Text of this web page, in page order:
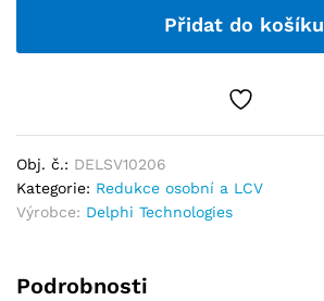
Přidat do košíku
Obj. č.: DELSV10206
Kategorie: Redukce osobní a LCV
Výrobce: Delphi Technologies
Podrobnosti